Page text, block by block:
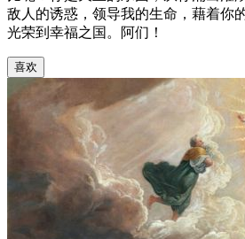
敌人的诱惑，领导我的生命，藉着你
光荣到幸福之国。阿们！
喜欢